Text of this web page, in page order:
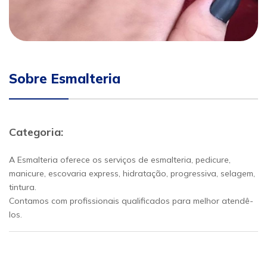
Sobre Esmalteria
Categoria:
A Esmalteria oferece os serviços de esmalteria, pedicure,
manicure, escovaria express, hidratação, progressiva, selagem,
tintura.
Contamos com profissionais qualificados para melhor atendê-
los.